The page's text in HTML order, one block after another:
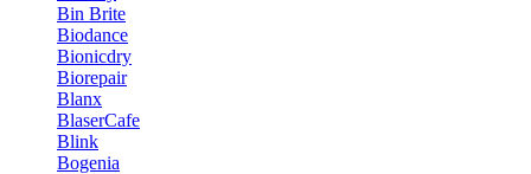
Bin Brite
Biodance
Bionicdry
Biorepair
Blanx
BlaserCafe
Blink
Bogenia